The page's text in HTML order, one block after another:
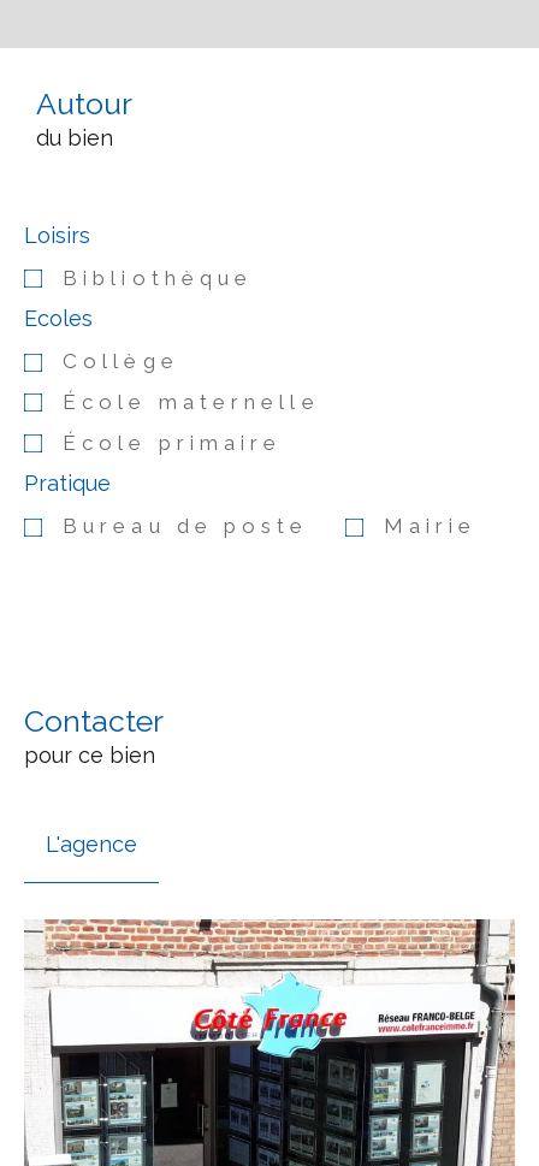
Autour
du bien
Loisirs
Bibliothèque
Ecoles
Collège
École maternelle
École primaire
Pratique
Bureau de poste Mairie
Contacter
pour ce bien
L'agence